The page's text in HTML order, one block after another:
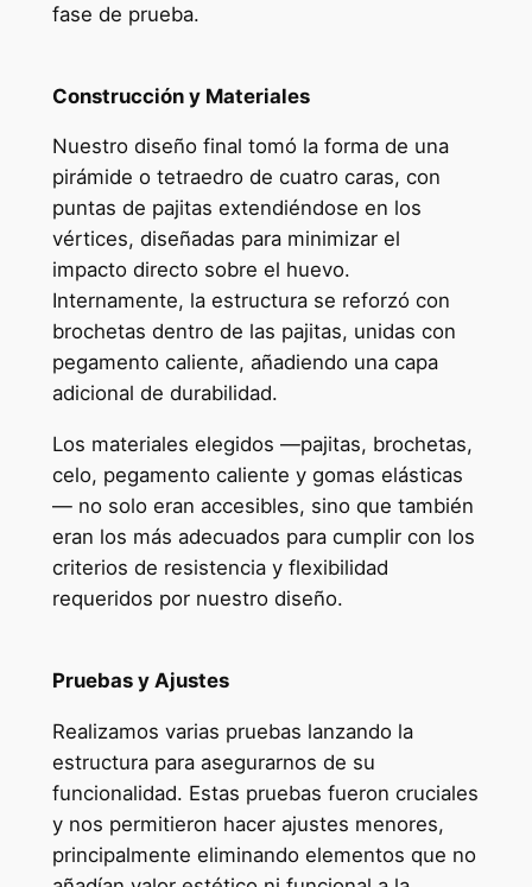
fase de prueba.
Construcción y Materiales
Nuestro diseño final tomó la forma de una
pirámide o tetraedro de cuatro caras, con
puntas de pajitas extendiéndose en los
vértices, diseñadas para minimizar el
impacto directo sobre el huevo.
Internamente, la estructura se reforzó con
brochetas dentro de las pajitas, unidas con
pegamento caliente, añadiendo una capa
adicional de durabilidad.
Los materiales elegidos —pajitas, brochetas,
celo, pegamento caliente y gomas elásticas
— no solo eran accesibles, sino que también
eran los más adecuados para cumplir con los
criterios de resistencia y flexibilidad
requeridos por nuestro diseño.
Pruebas y Ajustes
Realizamos varias pruebas lanzando la
estructura para asegurarnos de su
funcionalidad. Estas pruebas fueron cruciales
y nos permitieron hacer ajustes menores,
principalmente eliminando elementos que no